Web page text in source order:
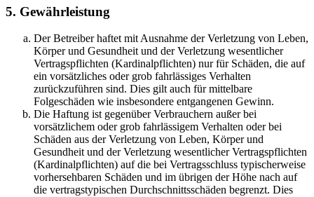
5. Gewährleistung
Der Betreiber haftet mit Ausnahme der Verletzung von Leben,
Körper und Gesundheit und der Verletzung wesentlicher
Vertragspflichten (Kardinalpflichten) nur für Schäden, die auf
ein vorsätzliches oder grob fahrlässiges Verhalten
zurückzuführen sind. Dies gilt auch für mittelbare
Folgeschäden wie insbesondere entgangenen Gewinn.
Die Haftung ist gegenüber Verbrauchern außer bei
vorsätzlichem oder grob fahrlässigem Verhalten oder bei
Schäden aus der Verletzung von Leben, Körper und
Gesundheit und der Verletzung wesentlicher Vertragspflichten
(Kardinalpflichten) auf die bei Vertragsschluss typischerweise
vorhersehbaren Schäden und im übrigen der Höhe nach auf
die vertragstypischen Durchschnittsschäden begrenzt. Dies